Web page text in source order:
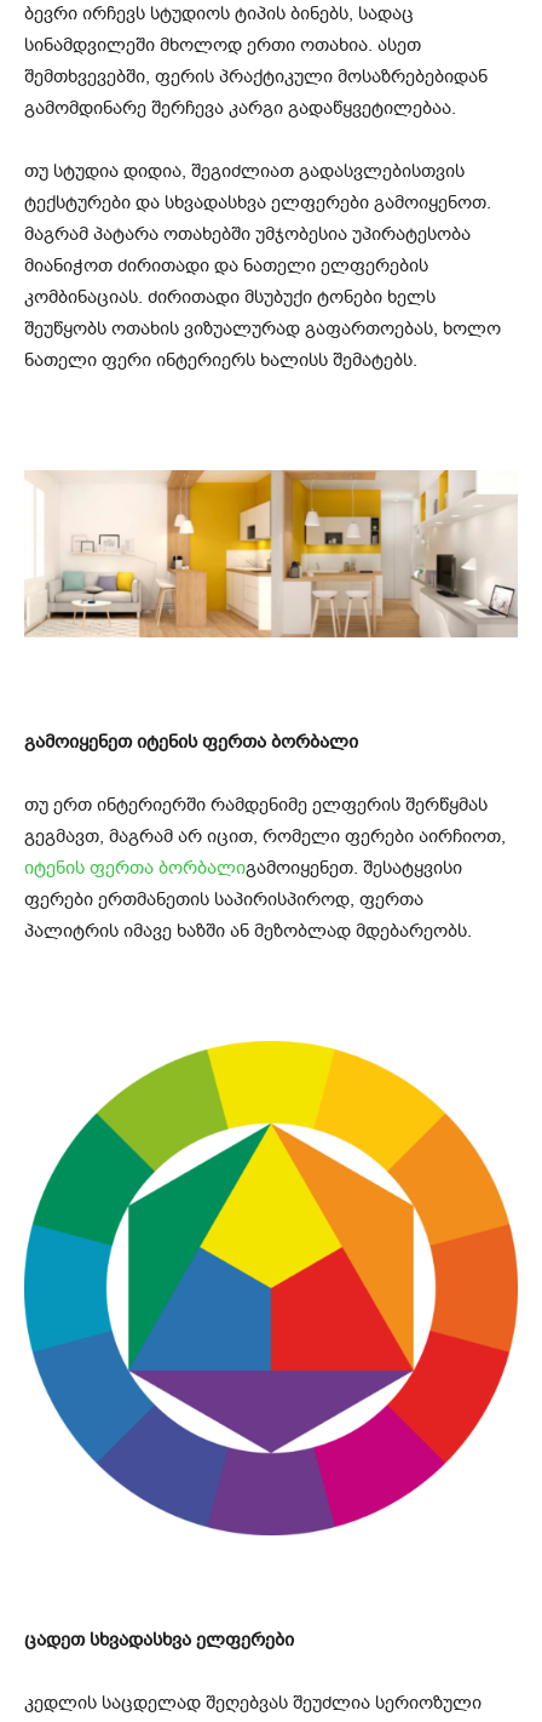
ბევრი ირჩევს სტუდიოს ტიპის ბინებს, სადაც
სინამდვილეში მხოლოდ ერთი ოთახია. ასეთ
შემთხვევებში, ფერის პრაქტიკული მოსაზრებებიდან
გამომდინარე შერჩევა კარგი გადაწყვეტილებაა.
თუ სტუდია დიდია, შეგიძლიათ გადასვლებისთვის
ტექსტურები და სხვადასხვა ელფერები გამოიყენოთ.
მაგრამ პატარა ოთახებში უმჯობესია უპირატესობა
მიანიჭოთ ძირითადი და ნათელი ელფერების
კომბინაციას. ძირითადი მსუბუქი ტონები ხელს
შეუწყობს ოთახის ვიზუალურად გაფართოებას, ხოლო
ნათელი ფერი ინტერიერს ხალისს შემატებს.
გამოიყენეთ იტენის ფერთა ბორბალი
თუ ერთ ინტერიერში რამდენიმე ელფერის შერწყმას
გეგმავთ, მაგრამ არ იცით, რომელი ფერები აირჩიოთ,
იტენის ფერთა ბორბალიგამოიყენეთ. შესატყვისი
ფერები ერთმანეთის საპირისპიროდ, ფერთა
პალიტრის იმავე ხაზში ან მეზობლად მდებარეობს.
ცადეთ სხვადასხვა ელფერები
კედლის საცდელად შეღებვას შეუძლია სერიოზული